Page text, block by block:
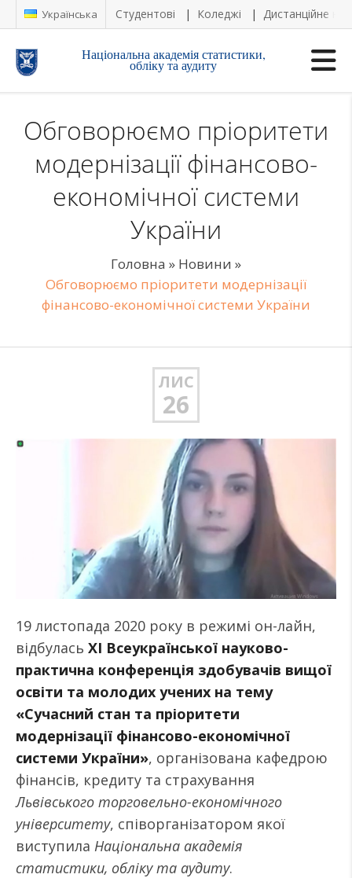
Українська Студентові Коледжі Дистанційне
Національна академія статистики,
обліку та аудиту
Обговорюємо пріоритети
модернізації фінансово-
економічної системи
України
Головна » Новини »
Обговорюємо пріоритети модернізації
фінансово-економічної системи України
ЛИС
26
19 листопада 2020 року в режимі он-лайн,
відбулась ХІ Всеукраїнської науково-
практична конференція здобувачів вищої
освіти та молодих учених на тему
«Сучасний стан та пріоритети
модернізації фінансово-економічної
системи України», організована кафедрою
фінансів, кредиту та страхування
Львівського торговельно-економічного
університету, співорганізатором якої
виступила Національна академія
статистики, обліку та аудиту.